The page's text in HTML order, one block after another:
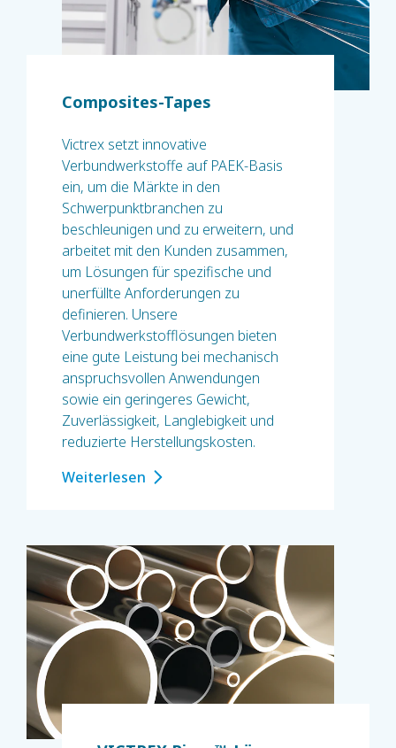
Composites-Tapes
Victrex setzt innovative
Verbundwerkstoffe auf PAEK-Basis
ein, um die Märkte in den
Schwerpunktbranchen zu
beschleunigen und zu erweitern, und
arbeitet mit den Kunden zusammen,
um Lösungen für spezifische und
unerfüllte Anforderungen zu
definieren. Unsere
Verbundwerkstofflösungen bieten
eine gute Leistung bei mechanisch
anspruchsvollen Anwendungen
sowie ein geringeres Gewicht,
Zuverlässigkeit, Langlebigkeit und
reduzierte Herstellungskosten.
Weiterlesen